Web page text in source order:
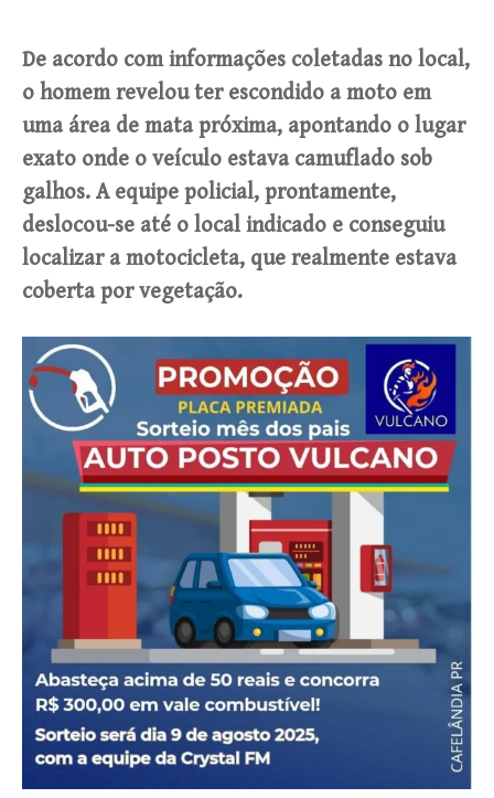
De acordo com informações coletadas no local,
o homem revelou ter escondido a moto em
uma área de mata próxima, apontando o lugar
exato onde o veículo estava camuflado sob
galhos. A equipe policial, prontamente,
deslocou-se até o local indicado e conseguiu
localizar a motocicleta, que realmente estava
coberta por vegetação.